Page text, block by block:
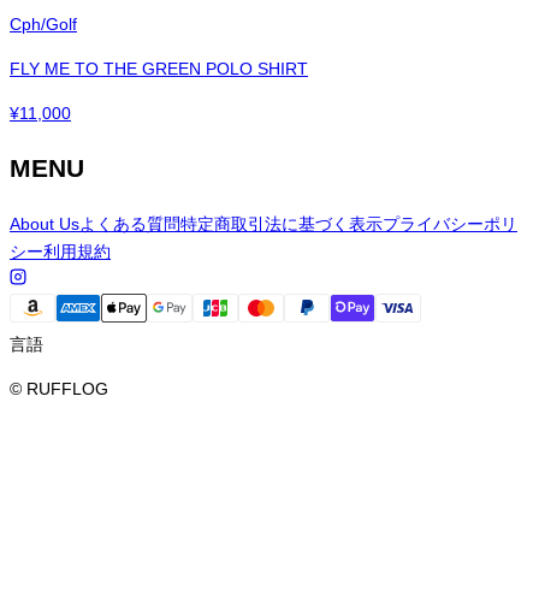
Cph/Golf
FLY ME TO THE GREEN POLO SHIRT
¥11,000
MENU
About Usよくある質問特定商取引法に基づく表示プライバシーポリ
シー利用規約
言語
© RUFFLOG